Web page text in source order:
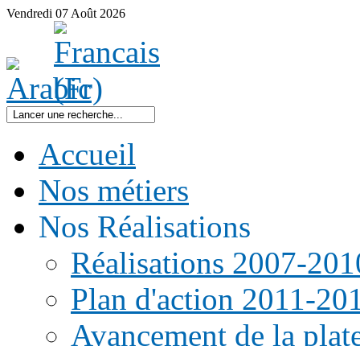
Vendredi 07 Août 2026
Accueil
Nos métiers
Nos Réalisations
Réalisations 2007-
Plan d'action 2011-
Avancement de la